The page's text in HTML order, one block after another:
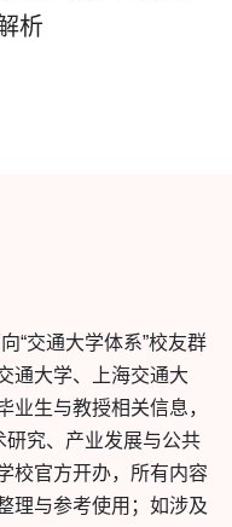
析
“交通大学体系”校友群
通大学、上海交通大
业生与教授相关信息，
研究、产业发展与公共
校官方开办，所有内容
理与参考使用；如涉及